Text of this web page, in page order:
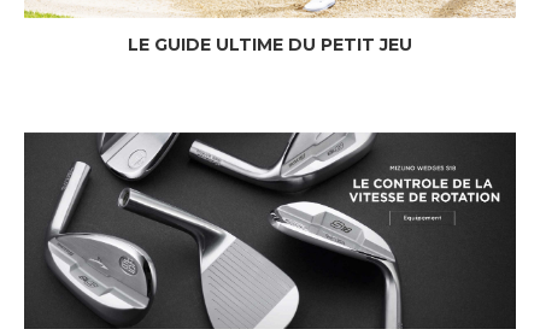
LE GUIDE ULTIME DU PETIT JEU